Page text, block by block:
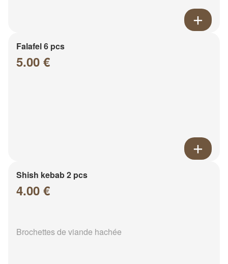
Falafel 6 pcs
5.00 €
Shish kebab 2 pcs
4.00 €
Brochettes de viande hachée